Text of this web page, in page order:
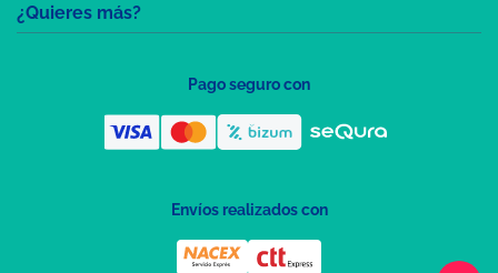
¿Quieres más?
Pago seguro con
Envíos realizados con